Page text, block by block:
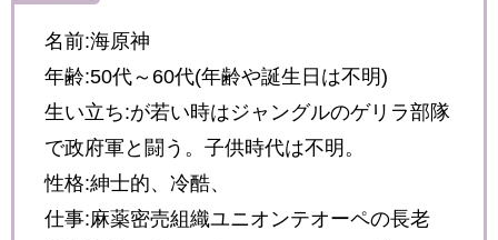
名前:海原神
年齢:50代～60代(年齢や誕生日は不明)
生い立ち:が若い時はジャングルのゲリラ部隊
で政府軍と闘う。子供時代は不明。
性格:紳士的、冷酷、
仕事:麻薬密売組織ユニオンテオーペの長老